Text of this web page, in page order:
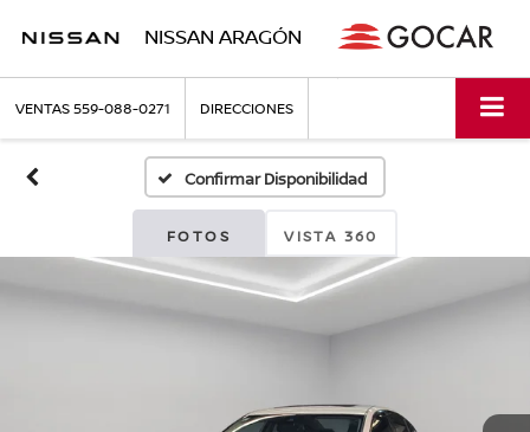
NISSAN ARAGÓN
VENTAS559-088-0271 DIRECCIONES
Confirmar Disponibilidad
FOTOS VISTA 360